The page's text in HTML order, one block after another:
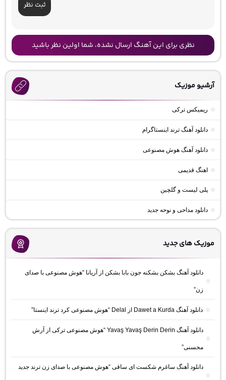
ثبت نظر
نظری برای این آهنگ ارسال نشده، شما اولین نظر باشید
آرشیو موزیک
ریمیکس ترکی
دانلود آهنگ ترند اینستاگرام
دانلود آهنگ هوش مصنوعی
اهنگ قدیمی
پلی لیست و گلچین
دانلود مداحی و نوحه جدید
موزیک های جدید
دانلود آهنگ بشکن بشکنه جون بابا بشکن از آریانا “هوش مصنوعی با صدای
زن”
دانلود آهنگ Dawet a Kurda از Delal “هوش مصنوعی کرد ترند اینستا”
دانلود آهنگ Yavaş Yavaş Derin Derin “هوش مصنوعی ترکی از آرش
محسنی”
دانلود آهنگ ساغرم شکست ای ساقی “هوش مصنوعی با صدای زن ترند جدید